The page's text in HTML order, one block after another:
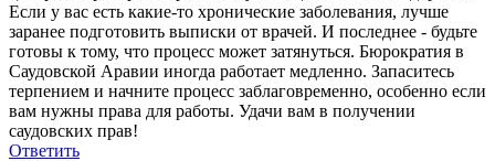
Если у вас есть какие-то хронические заболевания, лучше
заранее подготовить выписки от врачей. И последнее - будьте
готовы к тому, что процесс может затянуться. Бюрократия в
Саудовской Аравии иногда работает медленно. Запаситесь
терпением и начните процесс заблаговременно, особенно если
вам нужны права для работы. Удачи вам в получении
саудовских прав!
Ответить